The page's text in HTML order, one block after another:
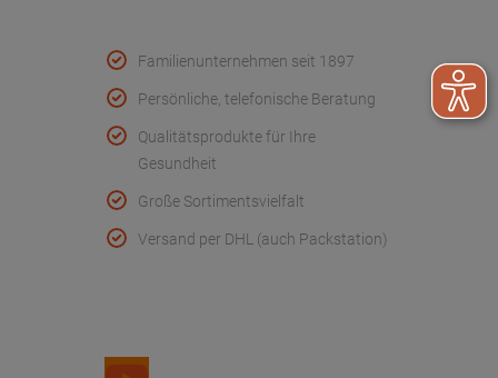
Familienunternehmen seit 1897
Persönliche, telefonische Beratung
Qualitätsprodukte für Ihre
Gesundheit
Große Sortimentsvielfalt
Versand per DHL (auch Packstation)